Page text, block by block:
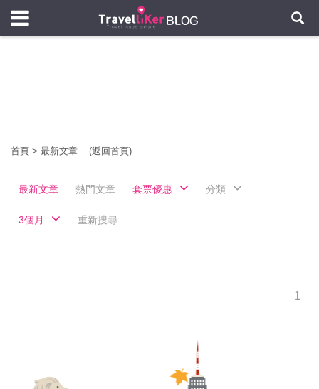
首頁 > 最新文章 (返回首頁)
最新文章 熱門文章 套票優惠 分類
3個月 重新搜尋
1